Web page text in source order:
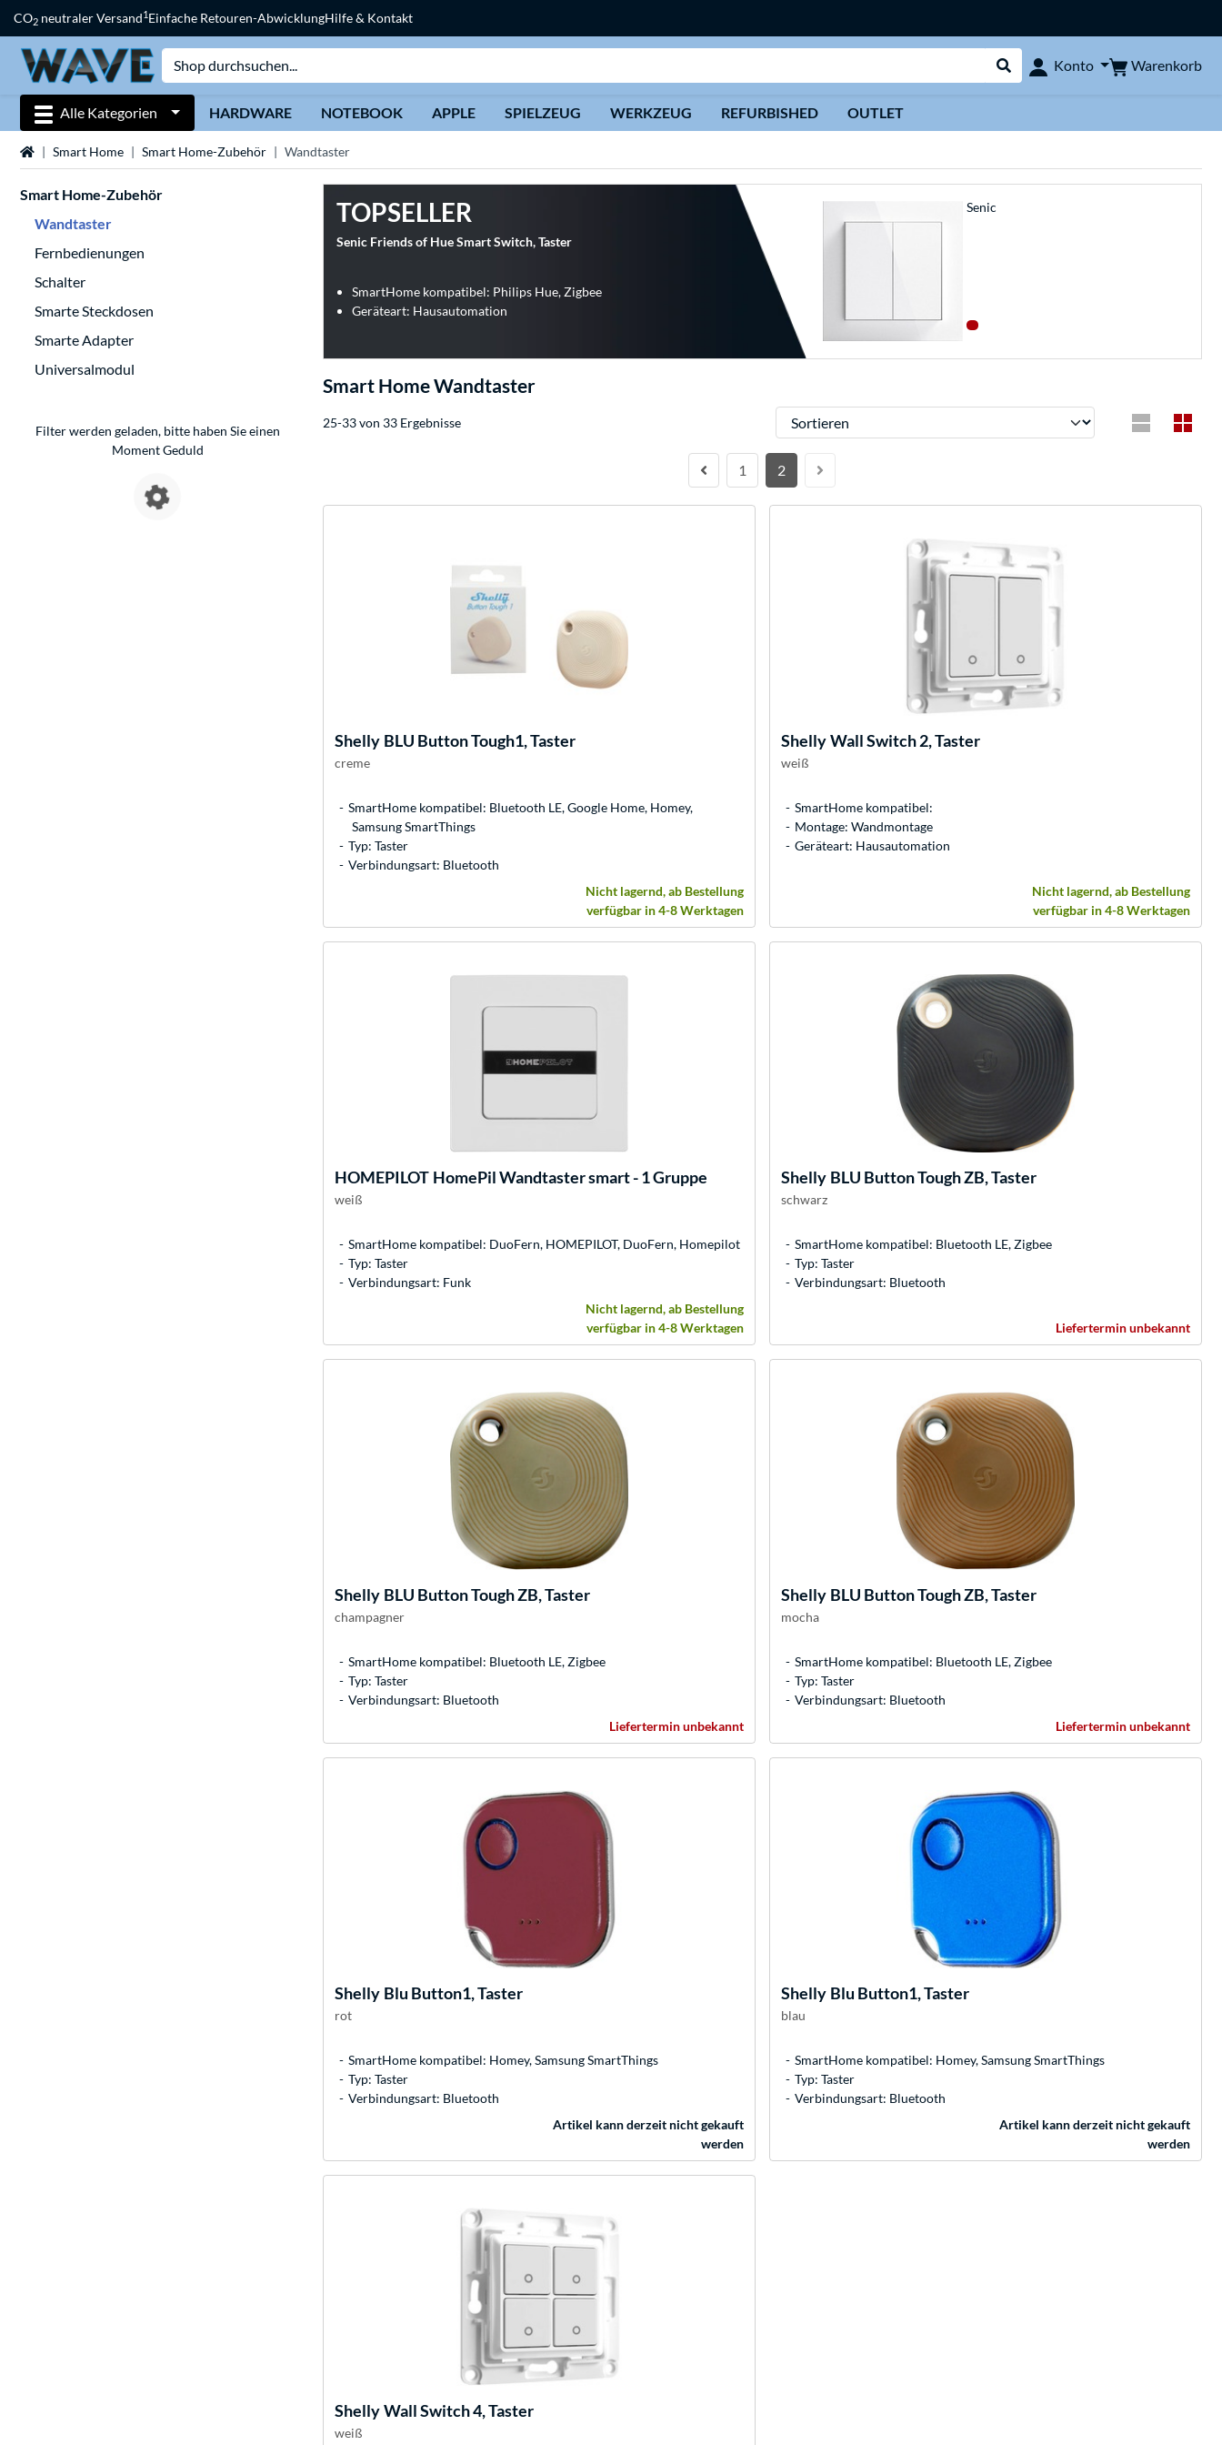
CO2 neutraler Versand1Einfache Retouren-AbwicklungHilfe & Kontakt
Suche durchführen
Konto Warenkorb
Alle Kategorien HARDWARE NOTEBOOK APPLE SPIELZEUG WERKZEUG REFURBISHED OUTLET
StartseiteSmart Home Smart Home-Zubehör Wandtaster
Smart Home-Zubehör
Wandtaster
Fernbedienungen
Schalter
Smarte Steckdosen
Smarte Adapter
Universalmodul
Filter werden geladen, bitte haben Sie einen
Moment Geduld
TOPSELLER
Senic Friends of Hue Smart Switch, Taster
SmartHome kompatibel: Philips Hue, Zigbee
Geräteart: Hausautomation
Senic
Smart Home Wandtaster
25-33 von 33 Ergebnisse Sortieren
1 2
Shelly BLU Button Tough1, Taster
creme
SmartHome kompatibel: Bluetooth LE, Google Home, Homey,
Samsung SmartThings
Typ: Taster
Verbindungsart: Bluetooth
Nicht lagernd, ab Bestellung
verfügbar in 4-8 Werktagen
ShellyWall Switch 2, Taster
weiß
SmartHome kompatibel:
Montage: Wandmontage
Geräteart: Hausautomation
Nicht lagernd, ab Bestellung
verfügbar in 4-8 Werktagen
HOMEPILOT HomePil Wandtaster smart - 1 Gruppe
weiß
SmartHome kompatibel: DuoFern, HOMEPILOT, DuoFern, Homepilot
Typ: Taster
Verbindungsart: Funk
Nicht lagernd, ab Bestellung
verfügbar in 4-8 Werktagen
Shelly BLU Button Tough ZB, Taster
schwarz
SmartHome kompatibel: Bluetooth LE, Zigbee
Typ: Taster
Verbindungsart: Bluetooth
Liefertermin unbekannt
Shelly BLU Button Tough ZB, Taster
champagner
SmartHome kompatibel: Bluetooth LE, Zigbee
Typ: Taster
Verbindungsart: Bluetooth
Liefertermin unbekannt
Shelly BLU Button Tough ZB, Taster
mocha
SmartHome kompatibel: Bluetooth LE, Zigbee
Typ: Taster
Verbindungsart: Bluetooth
Liefertermin unbekannt
Shelly Blu Button1, Taster
rot
SmartHome kompatibel: Homey, Samsung SmartThings
Typ: Taster
Verbindungsart: Bluetooth
Artikel kann derzeit nicht gekauft
werden
Shelly Blu Button1, Taster
blau
SmartHome kompatibel: Homey, Samsung SmartThings
Typ: Taster
Verbindungsart: Bluetooth
Artikel kann derzeit nicht gekauft
werden
Shelly Wall Switch 4, Taster
weiß